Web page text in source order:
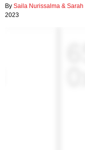
By Saila Nurissalma & Sarah
2023